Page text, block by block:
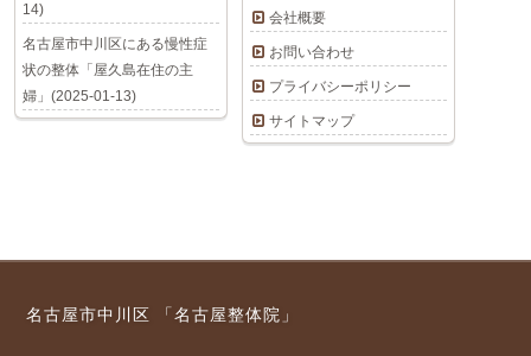
会社概要
お問い合わせ
プライバシーポリシー
サイトマップ
14)
名古屋市中川区にある慢性症
状の整体「屋久島在住の主
婦」(2025-01-13)
名古屋市中川区 「名古屋整体院」